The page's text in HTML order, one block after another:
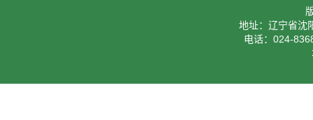
地址：辽宁省沈
电话：024-